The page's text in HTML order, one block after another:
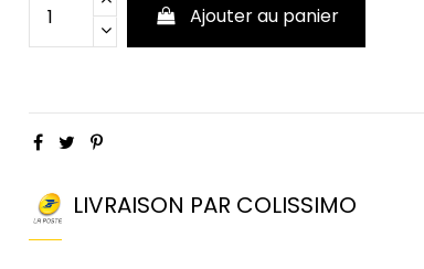
Ajouter au panier
LIVRAISON PAR COLISSIMO